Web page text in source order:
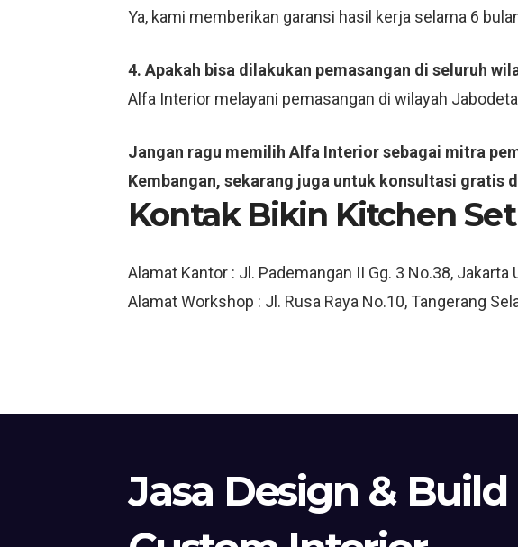
Ya, kami memberikan garansi hasil kerja selama 6
4. Apakah bisa dilakukan pemasangan di seluruh
Alfa Interior melayani pemasangan di wilayah
Jangan ragu memilih Alfa Interior sebagai mitra
Kembangan, sekarang juga untuk konsultasi gratis
Kontak Bikin Kitchen
Alamat Kantor : Jl. Pademangan II Gg. 3 No.38,
Alamat Workshop : Jl. Rusa Raya No.10, Tangerang
Jasa Design & Build